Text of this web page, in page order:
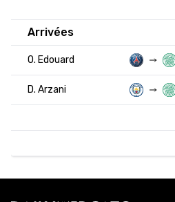
Arrivées
O. Edouard
D. Arzani